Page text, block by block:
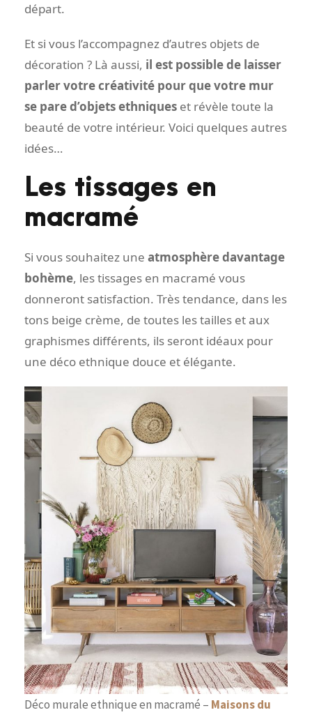
départ.
Et si vous l’accompagnez d’autres objets de
décoration ? Là aussi, il est possible de laisser
parler votre créativité pour que votre mur
se pare d’objets ethniques et révèle toute la
beauté de votre intérieur. Voici quelques autres
idées…
Les tissages en
macramé
Si vous souhaitez une atmosphère davantage
bohème, les tissages en macramé vous
donneront satisfaction. Très tendance, dans les
tons beige crème, de toutes les tailles et aux
graphismes différents, ils seront idéaux pour
une déco ethnique douce et élégante.
Déco murale ethnique en macramé – Maisons du